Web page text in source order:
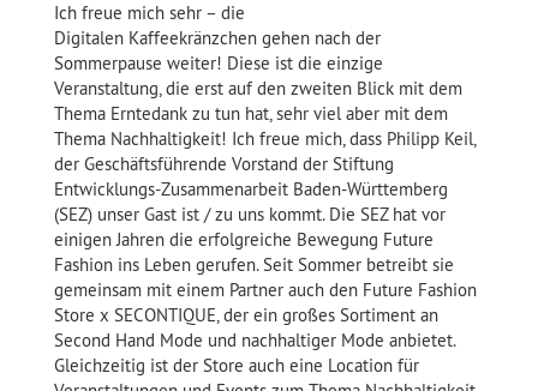
Ich freue mich sehr – die
Digitalen Kaffeekränzchen gehen nach der
Sommerpause weiter! Diese ist die einzige
Veranstaltung, die erst auf den zweiten Blick mit dem
Thema Erntedank zu tun hat, sehr viel aber mit dem
Thema Nachhaltigkeit! Ich freue mich, dass Philipp Keil,
der Geschäftsführende Vorstand der Stiftung
Entwicklungs-Zusammenarbeit Baden-Württemberg
(SEZ) unser Gast ist / zu uns kommt. Die SEZ hat vor
einigen Jahren die erfolgreiche Bewegung Future
Fashion ins Leben gerufen. Seit Sommer betreibt sie
gemeinsam mit einem Partner auch den Future Fashion
Store x SECONTIQUE, der ein großes Sortiment an
Second Hand Mode und nachhaltiger Mode anbietet.
Gleichzeitig ist der Store auch eine Location für